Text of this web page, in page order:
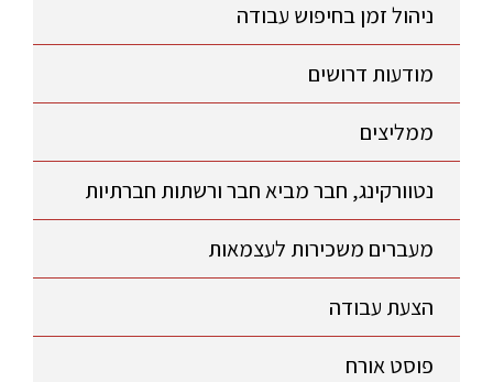
ניהול זמן בחיפוש עבודה
מודעות דרושים
ממליצים
נטוורקינג, חבר מביא חבר ורשתות חברתיות
מעברים משכירות לעצמאות
הצעת עבודה
פוסט אורח